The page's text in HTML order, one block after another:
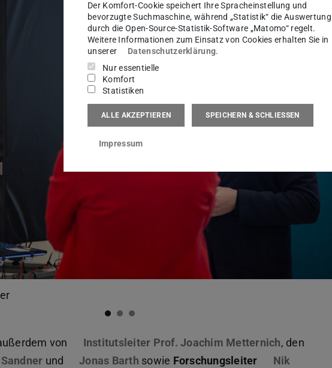
von Institutsleiter Prof. Joachim Metternich, den
und Jonas Barth sowie Forschungsleiter
Nik
Der Komfort-Cookie speichert Ihre Spracheinstellung und
bevorzugte Suchmaschine, während „Statistik“ die Auswertung
durch die Open-Source-Statistik-Software „Matomo“ regelt.
Weitere Informationen zum Einsatz von Cookies erhalten Sie in
unserer
Datenschutzerklärung.
Nur essentielle
Komfort
Statistiken
ALLE AKZEPTIEREN SPEICHERN & SCHLIESSEN
Impressum